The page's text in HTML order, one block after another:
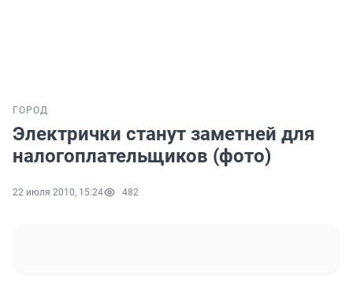
ГОРОД
Электрички станут заметней для
налогоплательщиков (фото)
22 июля 2010, 15:24 482